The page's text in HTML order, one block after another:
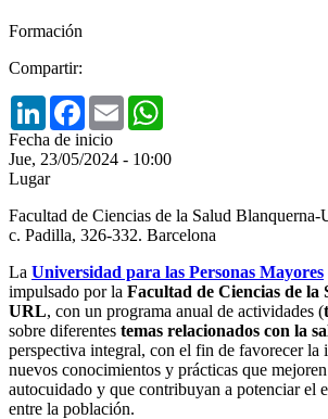
Formación
Compartir:
LinkedInFacebook
Email
Fecha de inicio
Jue, 23/05/2024 - 10:00
Lugar
Facultad de Ciencias de la Salud Blanquerna-
c. Padilla, 326-332. Barcelona
La Universidad para las Personas Mayores
impulsado por la Facultad de Ciencias de
URL, con un programa anual de actividades (
sobre diferentes temas relacionados con la
perspectiva integral, con el fin de favorecer la
nuevos conocimientos y prácticas que
autocuidado y que contribuyan a potenciar el
entre la población.